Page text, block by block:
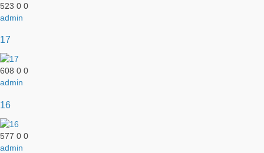
523 0 0
admin
17
608 0 0
admin
16
577 0 0
admin